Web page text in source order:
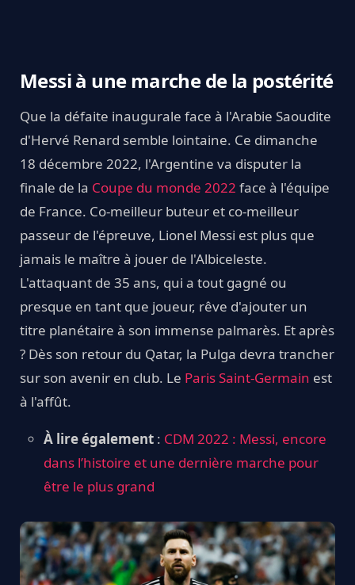
Messi à une marche de la postérité
Que la défaite inaugurale face à l'Arabie Saoudite
d'Hervé Renard semble lointaine. Ce dimanche
18 décembre 2022, l'Argentine va disputer la
finale de la Coupe du monde 2022 face à l'équipe
de France. Co-meilleur buteur et co-meilleur
passeur de l'épreuve, Lionel Messi est plus que
jamais le maître à jouer de l'Albiceleste.
L'attaquant de 35 ans, qui a tout gagné ou
presque en tant que joueur, rêve d'ajouter un
titre planétaire à son immense palmarès. Et après
? Dès son retour du Qatar, la Pulga devra trancher
sur son avenir en club. Le Paris Saint-Germain est
à l'affût.
À lire également : CDM 2022 : Messi, encore
dans l’histoire et une dernière marche pour
être le plus grand